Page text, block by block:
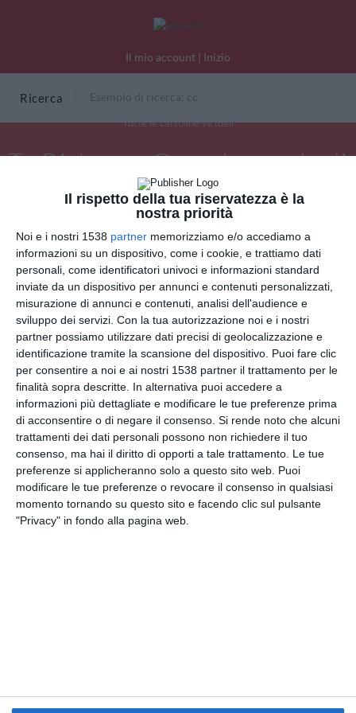
Il rispetto della tua riservatezza è la
nostra priorità
Noi e i nostri 1538 partner memorizziamo e/o accediamo a
informazioni su un dispositivo, come i cookie, e trattiamo dati
personali, come identificatori univoci e informazioni standard
inviate da un dispositivo per annunci e contenuti personalizzati,
misurazione di annunci e contenuti, analisi dell'audience e
sviluppo dei servizi. Con la tua autorizzazione noi e i nostri
partner possiamo utilizzare dati precisi di geolocalizzazione e
identificazione tramite la scansione del dispositivo. Puoi fare clic
per consentire a noi e ai nostri 1538 partner il trattamento per le
finalità sopra descritte. In alternativa puoi accedere a
informazioni più dettagliate e modificare le tue preferenze prima
di acconsentire o di negare il consenso. Si rende noto che alcuni
trattamenti dei dati personali possono non richiedere il tuo
consenso, ma hai il diritto di opporti a tale trattamento. Le tue
preferenze si applicheranno solo a questo sito web. Puoi
modificare le tue preferenze o revocare il consenso in qualsiasi
momento tornando su questo sito e facendo clic sul pulsante
"Privacy" in fondo alla pagina web.
Il mio account | Inizio
Ricerca
Tutte le cartoline virtuali
Tu Bishvat - Capodanno degli
alberi
INVIA QUESTA CARTOLINA
via Email (GRATUITO)
CONDIVIDI QUESTA
CARTOLINA
Facebook, Twitter, WhatsApp, ...
VEDI ALTRE CARTOLINE DI
QUESTE CATEGORIE
Cartoline Religiose